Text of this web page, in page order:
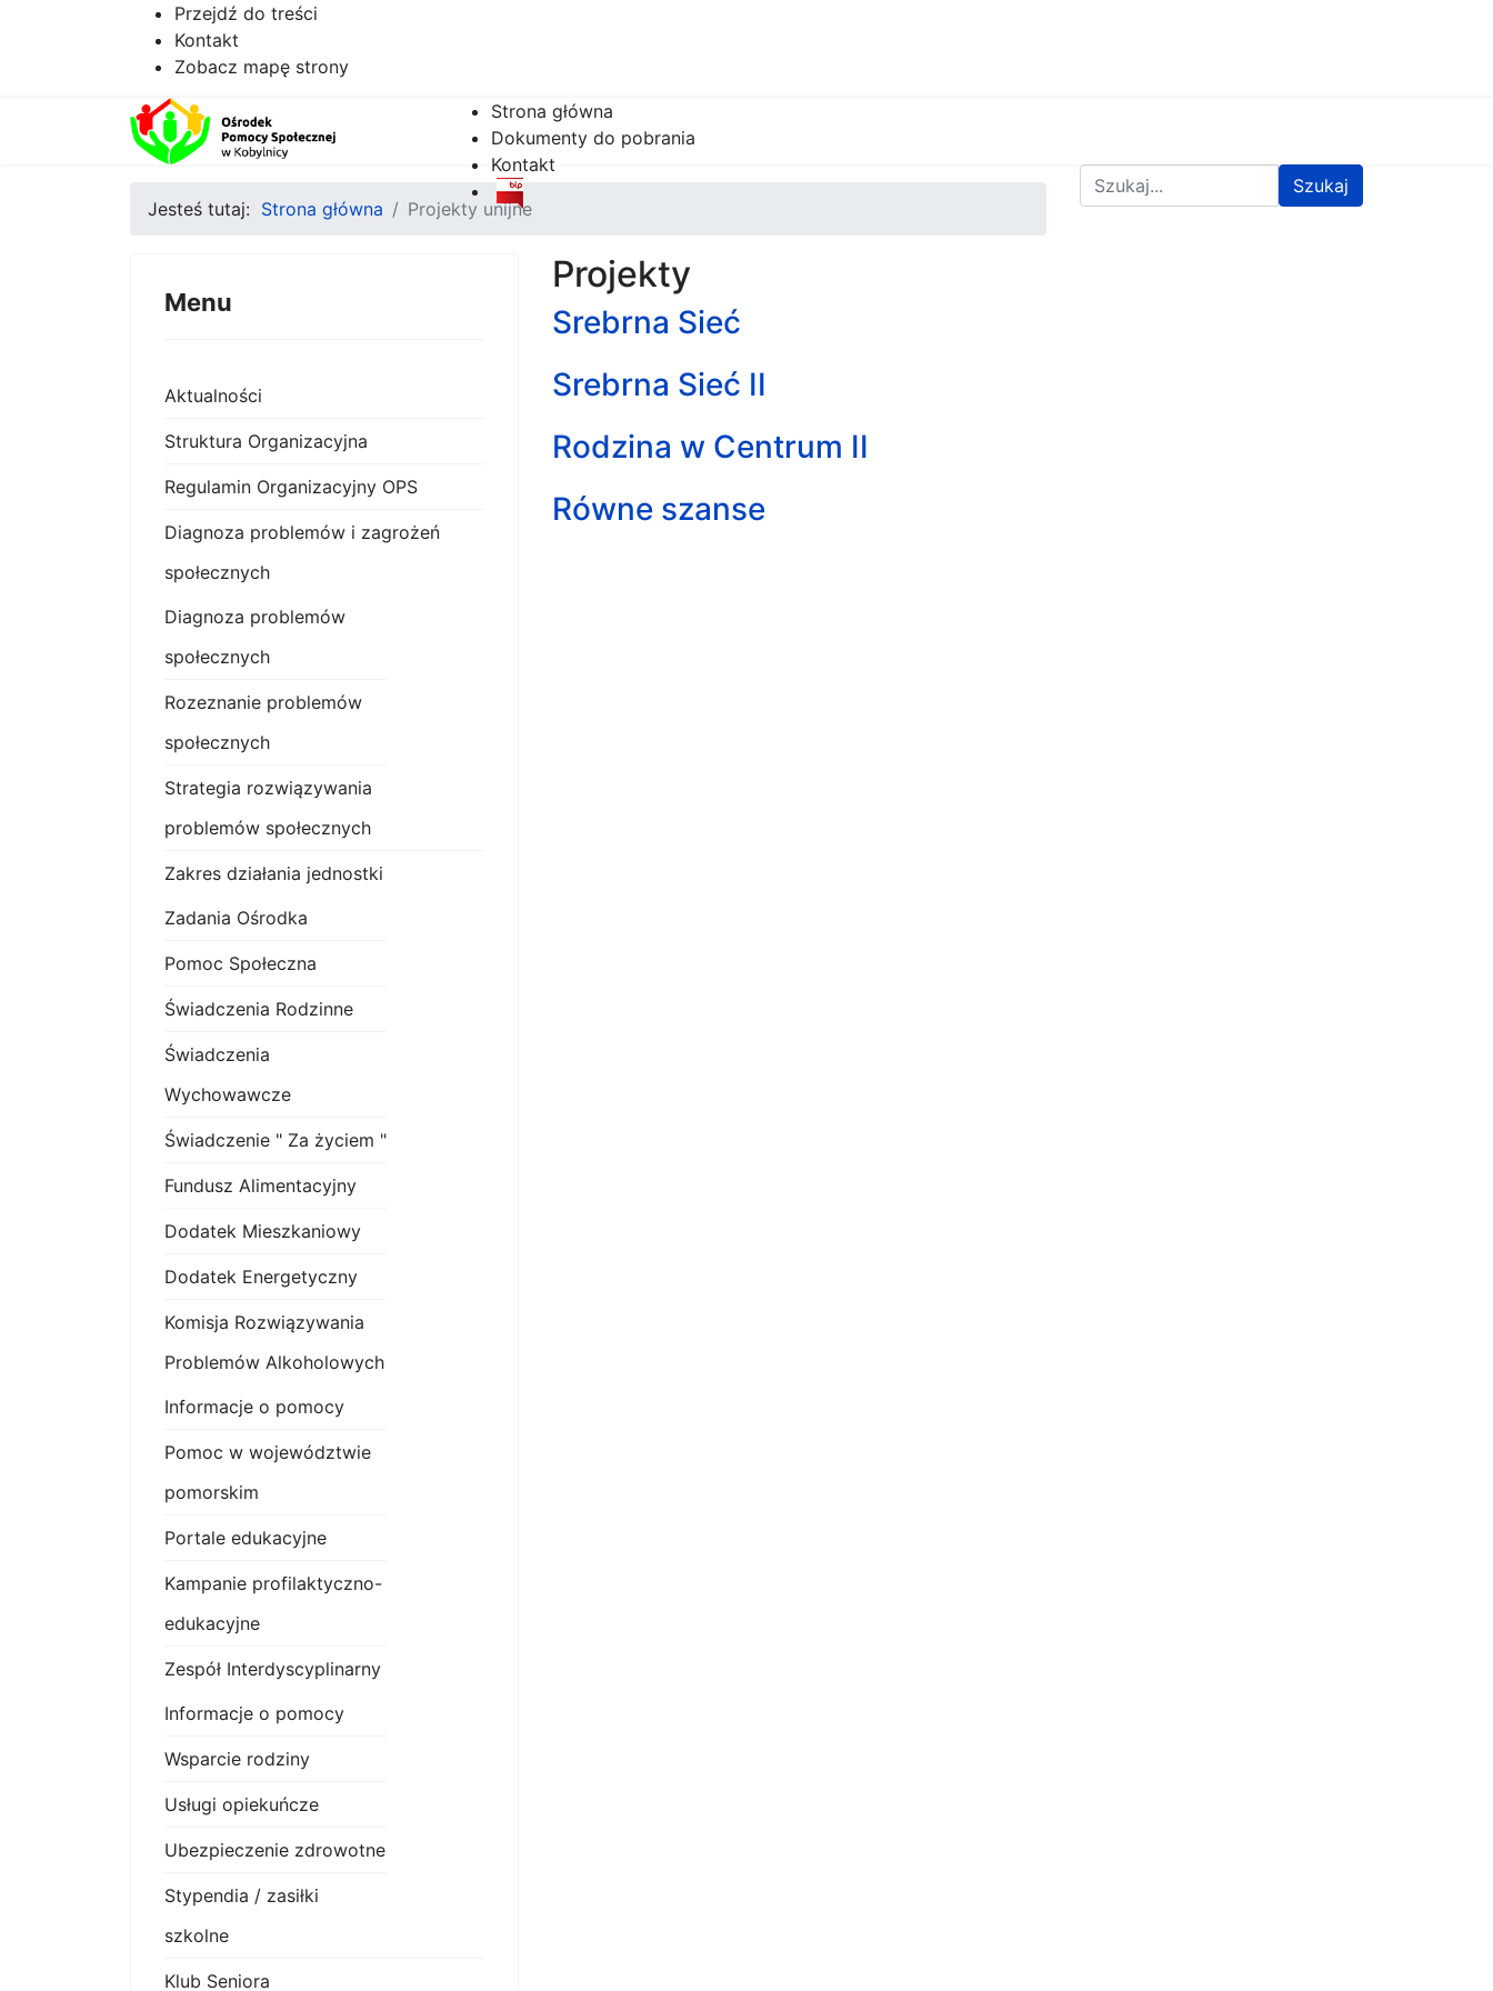
Przejdź do treści
Kontakt
Zobacz mapę strony
Strona główna
Dokumenty do pobrania
Kontakt
Jesteś tutaj: Strona główna Projekty unijne
Znajdź na stronie Szukaj
Menu
Aktualności
Struktura Organizacyjna
Regulamin Organizacyjny OPS
Diagnoza problemów i zagrożeń
społecznych
Diagnoza problemów
społecznych
Rozeznanie problemów
społecznych
Strategia rozwiązywania
problemów społecznych
Zakres działania jednostki
Zadania Ośrodka
Pomoc Społeczna
Świadczenia Rodzinne
Świadczenia
Wychowawcze
Świadczenie " Za życiem "
Fundusz Alimentacyjny
Dodatek Mieszkaniowy
Dodatek Energetyczny
Komisja Rozwiązywania
Problemów Alkoholowych
Informacje o pomocy
Pomoc w województwie
pomorskim
Portale edukacyjne
Kampanie profilaktyczno-
edukacyjne
Zespół Interdyscyplinarny
Informacje o pomocy
Wsparcie rodziny
Usługi opiekuńcze
Ubezpieczenie zdrowotne
Stypendia / zasiłki
szkolne
Klub Seniora
Projekty
Srebrna Sieć
Srebrna Sieć II
Rodzina w Centrum II
Równe szanse